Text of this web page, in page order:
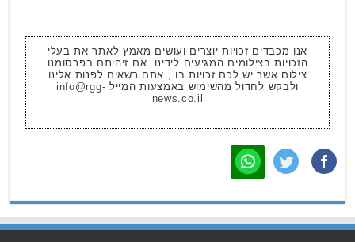
אנו מכבדים זכויות יוצרים ועושים מאמץ לאתר את בעלי
הזכויות בצילומים המגיעים לידינו .אם זיהיתם בפרסומנו
צילום אשר יש לכם זכויות בו , אתם רשאים לפנות אלינו
ולבקש לחדול מהשימוש באמצעות המייל info@rgg-
news.co.il